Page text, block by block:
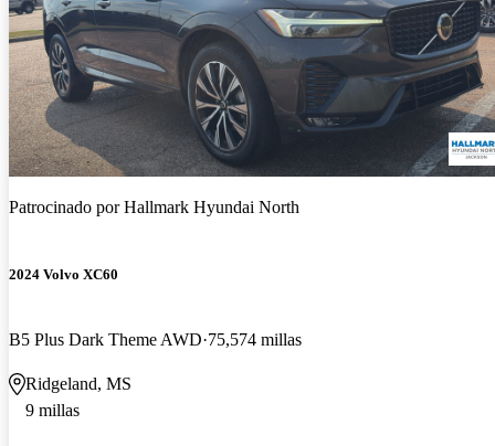
Patrocinado porHallmark Hyundai North
2024 Volvo XC60
B5 Plus Dark Theme AWD 75,574 millas
Ridgeland, MS
9 millas